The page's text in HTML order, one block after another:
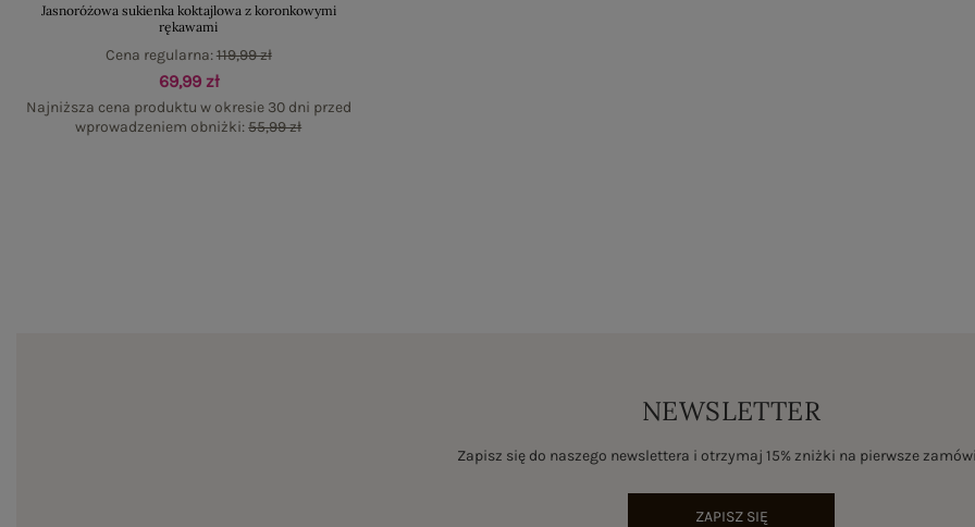
Jasnoróżowa sukienka koktajlowa z koronkowymi
rękawami
69,99 zł
Najniższa cena produktu w okresie 30 dni przed
wprowadzeniem obniżki:55,99 zł
Cena regularna:119,99 zł
NEWSLETTER
Zapisz się do naszego newslettera i otrzymaj 15% zniżki na pierwsze
ZAPISZ SIĘ